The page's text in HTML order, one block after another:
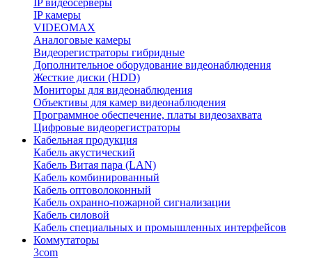
IP видеосерверы
IP камеры
VIDEOMAX
Аналоговые камеры
Видеорегистраторы гибридные
Дополнительное оборудование видеонаблюдения
Жесткие диски (HDD)
Мониторы для видеонаблюдения
Объективы для камер видеонаблюдения
Программное обеспечение, платы видеозахвата
Цифровые видеорегистраторы
Кабельная продукция
Кабель акустический
Кабель Витая пара (LAN)
Кабель комбинированный
Кабель оптоволоконный
Кабель охранно-пожарной сигнализации
Кабель силовой
Кабель специальных и промышленных интерфейсов
Коммутаторы
3com